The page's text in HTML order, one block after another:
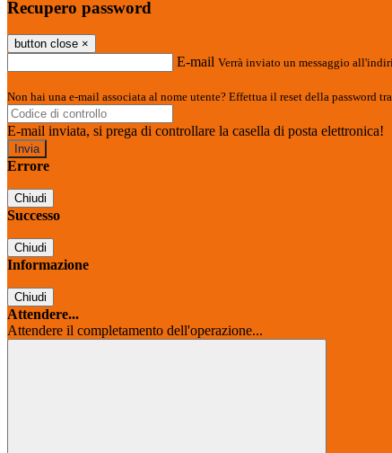
Recupero password
button close ×
E-mail Verrà inviato un messaggio
Non hai una e-mail associata al nome utente? Effettua il reset della password
E-mail inviata, si prega di controllare la casella di posta elettronica!
Errore
Chiudi
Successo
Chiudi
Informazione
Chiudi
Attendere...
Attendere il completamento dell'operazione...